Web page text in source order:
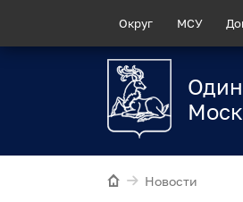
Округ МСУ
Новости